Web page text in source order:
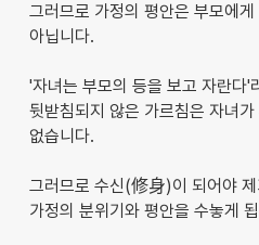
그러므로 가정의 평안은 부모에게
아닙니다.
'자녀는 부모의 등을 보고 자란다'
뒷받침되지 않은 가르침은 자녀
없습니다.
그러므로 수신(修身)이 되어야
가정의 분위기와 평안을 수놓게